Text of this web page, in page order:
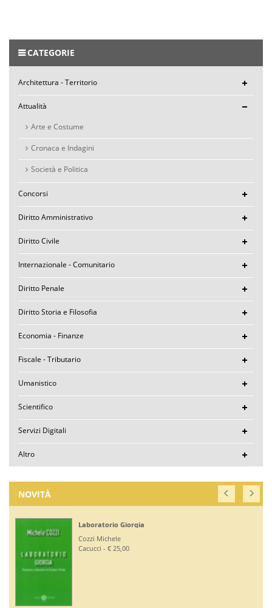
CATEGORIE
Architettura - Territorio
Attualità
Arte e Costume
Cronaca e Indagini
Società e Politica
Concorsi
Diritto Amministrativo
Diritto Civile
Internazionale - Comunitario
Diritto Penale
Diritto Storia e Filosofia
Economia - Finanze
Fiscale - Tributario
Umanistico
Scientifico
Servizi Digitali
Altro
NOVITÀ
Laboratorio Giorgia
Cozzi Michele
Cacucci - € 25,00